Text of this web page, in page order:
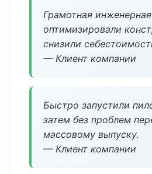
Грамотная
оптимизировали
снизили
— Клиент компании
Быстро запустили
затем без проблем
массовому выпуску.
— Клиент компании